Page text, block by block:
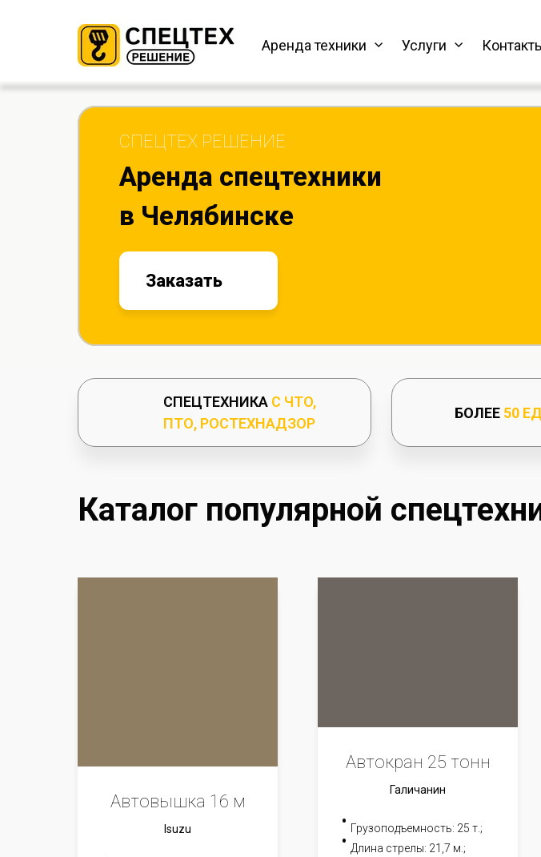
Аренда техники Услуги
СПЕЦТЕХ РЕШЕНИЕ
Аренда спецтехники
в Челябинске
Заказать
СПЕЦТЕХНИКА С ЧТO,
ПTО, РОСТЕХНАДЗОР
БОЛЕЕ 50
Каталог популярной
Автовышка 16 м
Isuzu
Автокран 25 тонн
Галичанин
Грузоподъемность: 25 т.;
Длина стрелы: 21,7 м.;